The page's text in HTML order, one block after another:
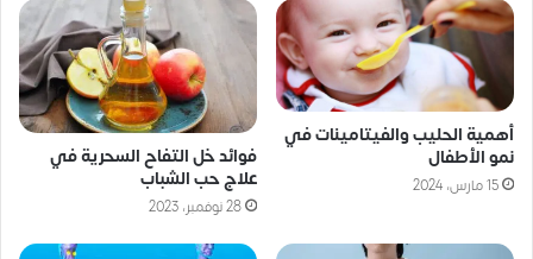
أهمية الحليب والفيتامينات في
نمو الأطفال
15 مارس، 2024
فوائد خل التفاح السحرية في
علاج حب الشباب
28 نوفمبر، 2023